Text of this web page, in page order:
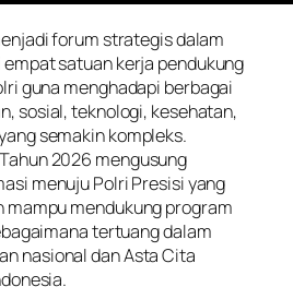
forum strategis dalam
satuan kerja pendukung
guna menghadapi berbagai
sosial, teknologi, kesehatan,
semakin kompleks.
2026 mengusung
menuju Polri Presisi yang
mampu mendukung program
tertuang dalam
nasional dan Asta Cita